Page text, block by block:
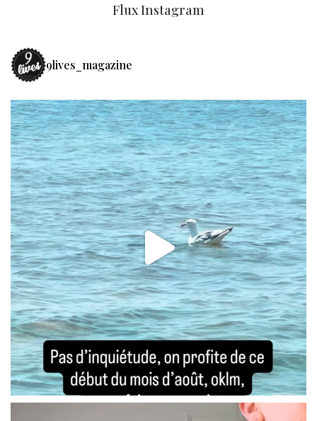
Flux Instagram
9lives_magazine